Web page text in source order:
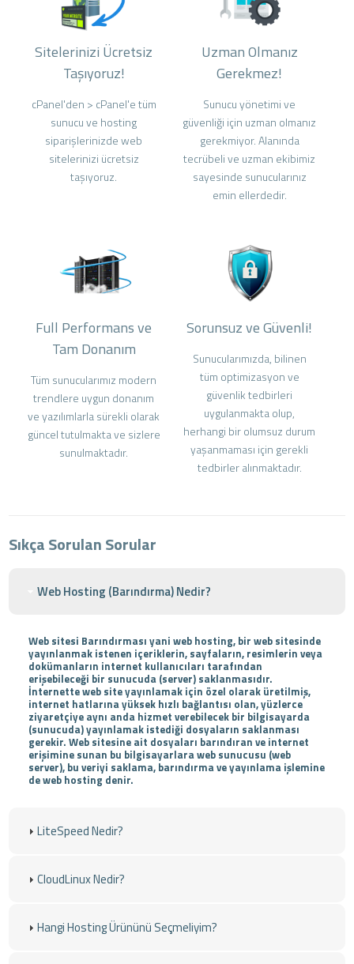
Sitelerinizi Ücretsiz
Taşıyoruz!
cPanel'den > cPanel'e tüm
sunucu ve hosting
siparişlerinizde web
sitelerinizi ücretsiz
taşıyoruz.
Uzman Olmanız
Gerekmez!
Sunucu yönetimi ve
güvenliği için uzman olmanız
gerekmiyor. Alanında
tecrübeli ve uzman ekibimiz
sayesinde sunucularınız
emin ellerdedir.
Full Performans ve
Tam Donanım
Tüm sunucularımız modern
trendlere uygun donanım
ve yazılımlarla sürekli olarak
güncel tutulmakta ve sizlere
sunulmaktadır.
Sorunsuz ve Güvenli!
Sunucularımızda, bilinen
tüm optimizasyon ve
güvenlik tedbirleri
uygulanmakta olup,
herhangi bir olumsuz durum
yaşanmaması için gerekli
tedbirler alınmaktadır.
Sıkça Sorulan Sorular
Web Hosting (Barındırma) Nedir?
Web sitesi Barındırması yani web hosting, bir web sitesinde
yayınlanmak istenen içeriklerin, sayfaların, resimlerin veya
dokümanların internet kullanıcıları tarafından
erişebileceği bir sunucuda (server) saklanmasıdır.
İnternette web site yayınlamak için özel olarak üretilmiş,
internet hatlarına yüksek hızlı bağlantısı olan, yüzlerce
ziyaretçiye aynı anda hizmet verebilecek bir bilgisayarda
(sunucuda) yayınlamak istediği dosyaların saklanması
gerekir. Web sitesine ait dosyaları barındıran ve internet
erişimine sunan bu bilgisayarlara web sunucusu (web
server), bu veriyi saklama, barındırma ve yayınlama işlemine
de web hosting denir.
LiteSpeed Nedir?
CloudLinux Nedir?
Hangi Hosting Ürününü Seçmeliyim?